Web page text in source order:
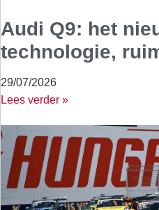
Audi Q9: het
technologie,
29/07/2026
Lees verder »